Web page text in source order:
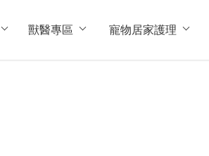
獸醫專區 寵物居家護理